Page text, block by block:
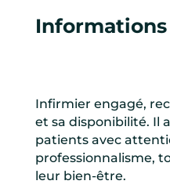
Informations
Infirmier engagé,
et sa disponibilité. Il
patients avec
professionnalisme,
leur bien-être.